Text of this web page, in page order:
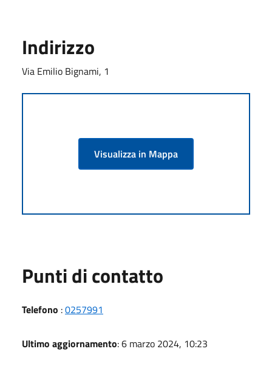
Indirizzo
Via Emilio Bignami, 1
Visualizza in Mappa
Punti di contatto
Telefono :0257991
Ultimo aggiornamento: 6 marzo 2024, 10:23